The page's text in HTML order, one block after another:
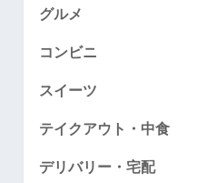
グルメ
コンビニ
スイーツ
テイクアウト・中食
デリバリー・宅配